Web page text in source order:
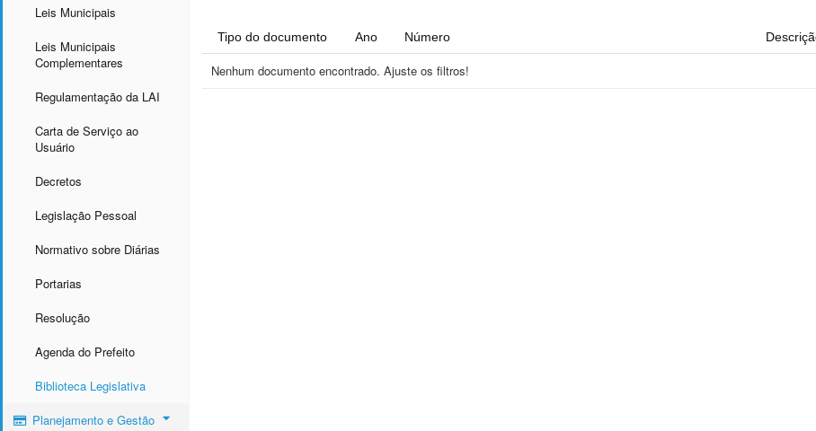
Leis Municipais
Leis Municipais
Complementares
Regulamentação da LAI
Carta de Serviço ao
Usuário
Decretos
Legislação Pessoal
Normativo sobre Diárias
Portarias
Resolução
Agenda do Prefeito
Biblioteca Legislativa
Planejamento e Gestão
Tipo do documento Ano Número
Nenhum documento encontrado. Ajuste os filtros!